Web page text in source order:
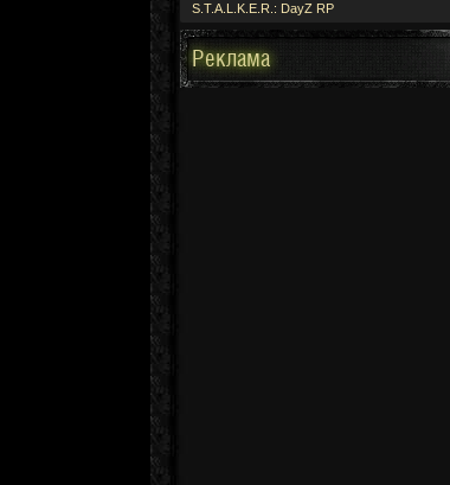
S.T.A.L.K.E.R.: DayZ RP
Реклама